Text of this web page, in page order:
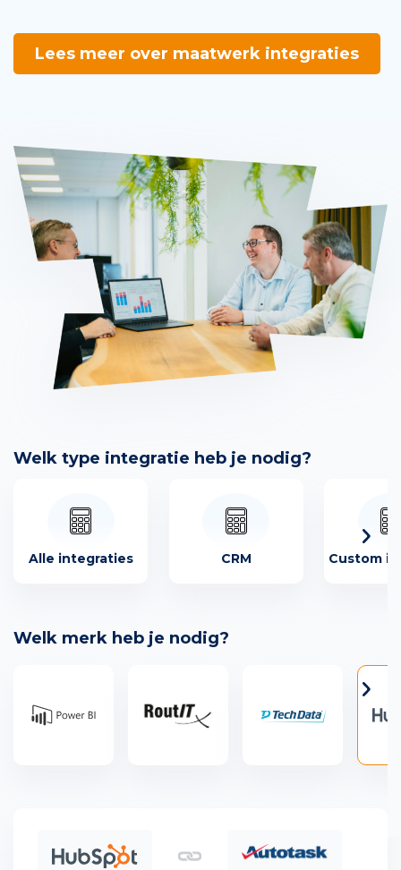
Lees meer over maatwerk integraties
Welk type integratie heb je nodig?
Alle integraties CRM Custom
Welk merk heb je nodig?